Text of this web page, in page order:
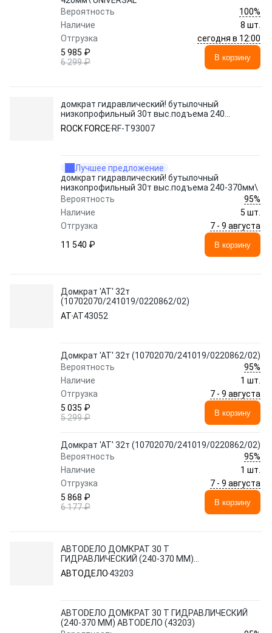
Вероятность
100%
Наличие
8 шт.
Отгрузка
сегодня в 12:00
5 985 ₽
6 299 ₽
В корзину
домкрат гидравлический! бутылочный
низкопрофильный 30т выс.подъема 240-
370мм\
ROCK FORCE RF-T93007
Лучшее предложение
домкрат гидравлический! бутылочный
низкопрофильный 30т выс.подъема 240-370мм\
Вероятность
95%
Наличие
5 шт.
Отгрузка
7 - 9 августа
11 540 ₽
В корзину
Домкрат 'АТ' 32т
(10702070/241019/0220862/02)
ATAT43052
Домкрат 'АТ' 32т (10702070/241019/0220862/02)
Вероятность
95%
Наличие
1 шт.
Отгрузка
7 - 9 августа
5 035 ₽
5 299 ₽
В корзину
Домкрат 'АТ' 32т (10702070/241019/0220862/02)
Вероятность
95%
Наличие
1 шт.
Отгрузка
7 - 9 августа
5 868 ₽
6 177 ₽
В корзину
АВТОDЕЛО ДОМКРАТ 30 Т
ГИДРАВЛИЧЕСКИЙ (240-370 ММ)
АВТОDЕЛО (43203)
АВТОДЕЛО 43203
АВТОDЕЛО ДОМКРАТ 30 Т ГИДРАВЛИЧЕСКИЙ
(240-370 ММ) АВТОDЕЛО (43203)